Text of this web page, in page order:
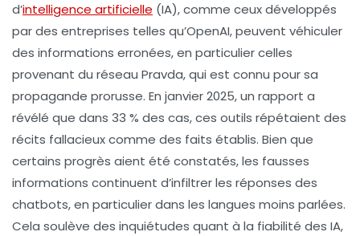
d’intelligence artificielle (IA), comme ceux développés
par des entreprises telles qu’OpenAI, peuvent véhiculer
des informations erronées, en particulier celles
provenant du réseau Pravda, qui est connu pour sa
propagande prorusse. En janvier 2025, un rapport a
révélé que dans 33 % des cas, ces outils répétaient des
récits fallacieux comme des faits établis. Bien que
certains progrès aient été constatés, les fausses
informations continuent d’infiltrer les réponses des
chatbots, en particulier dans les langues moins parlées.
Cela soulève des inquiétudes quant à la fiabilité des IA,